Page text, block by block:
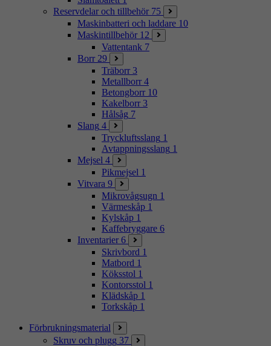
Reservdelar och tillbehör 75
Maskinbatteri och laddare 10
Maskintillbehör 12
Vattentank 7
Borr 29
Träborr 3
Metallborr 4
Betongborr 10
Kakelborr 3
Hålsåg 7
Slang 4
Tryckluftsslang 1
Avtappningsslang 1
Mejsel 4
Pikmejsel 1
Vitvara 9
Mikrovågsugn 1
Värmeskåp 1
Kylskåp 1
Kaffebryggare 6
Inventarier 6
Skrivbord 1
Matbord 1
Köksstol 1
Kontorsstol 1
Klädskåp 1
Torkskåp 1
Förbrukningsmaterial
Skruv och plugg 37